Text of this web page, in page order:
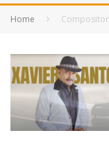
Home Compositor